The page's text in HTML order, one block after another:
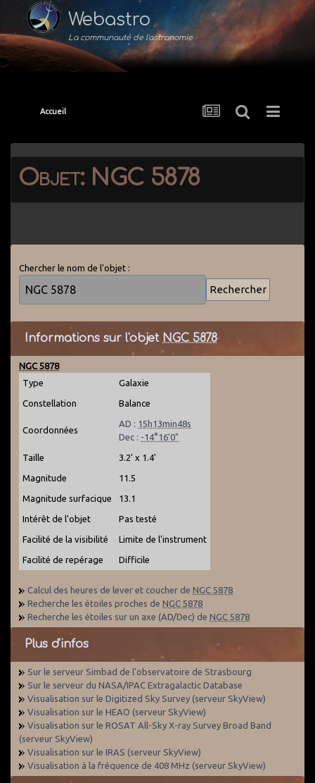
Webastro
La communauté de l'astronomie
Accueil
Objet: NGC 5878
Chercher le nom de l'objet :
Informations sur l'objet NGC 5878
NGC 5878
Type
Galaxie
Constellation Balance
Coordonnées
AD : 15h13min48s
Dec : -14°16'0"
Taille 3.2' x 1.4'
Magnitude 11.5
Magnitude surfacique 13.1
Intérêt de l'objet Pas testé
Facilité de la visibilité Limite de l'instrument
Facilité de repérage Difficile
Calcul des heures de lever et coucher de NGC 5878
Recherche les étoiles proches de NGC 5878
Recherche les étoiles sur un axe (AD/Dec) de NGC 5878
Plus d'infos
Sur le serveur Simbad de l'observatoire de Strasbourg
Sur le serveur du NASA/IPAC Extragalactic Database
Visualisation sur le Digitized Sky Survey (serveur SkyView)
Visualisation sur le HEAO (serveur SkyView)
Visualisation sur le ROSAT All-Sky X-ray Survey Broad Band
(serveur SkyView)
Visualisation sur le IRAS (serveur SkyView)
Visualisation à la fréquence de 408 MHz (serveur SkyView)